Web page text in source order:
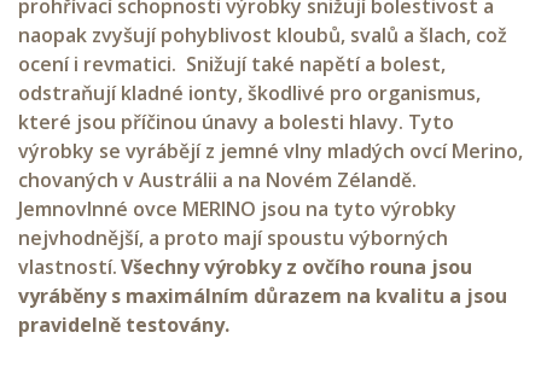
prohřívací schopnosti výrobky snižují bolestivost a
naopak zvyšují pohyblivost kloubů, svalů a šlach, což
ocení i revmatici. Snižují také napětí a bolest,
odstraňují kladné ionty, škodlivé pro organismus,
které jsou příčinou únavy a bolesti hlavy. Tyto
výrobky se vyrábějí z jemné vlny mladých ovcí Merino,
chovaných v Austrálii a na Novém Zélandě.
Jemnovlnné ovce MERINO jsou na tyto výrobky
nejvhodnější, a proto mají spoustu výborných
vlastností.Všechny výrobky z ovčího rouna jsou
vyráběny s maximálním důrazem na kvalitu a jsou
pravidelně testovány.